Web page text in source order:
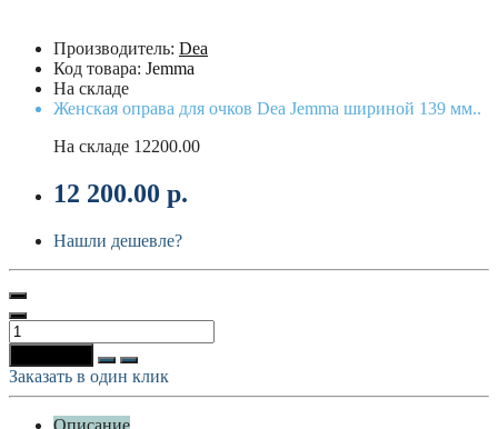
Производитель: Dea
Код товара: Jemma
На складе
Женская оправа для очков Dea Jemma шириной 139 мм..
На складе 12200.00
12 200.00 р.
Нашли дешевле?
Заказать в один клик
Описание